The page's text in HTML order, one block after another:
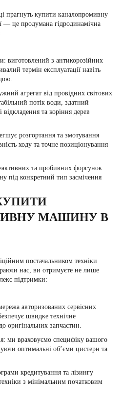
прагнуть купити каналопромивну
— це продумана гідродинамічна
виготовлений з антикорозійних
термін експлуатації навіть
агрегат від провідних світових
потік води, здатний
відкладення та коріння дерев
розгортання та змотування
ходу та точне позиціонування
та пробивних форсунок
під конкретний тип засмічення
МАШИНУ В
постачальником техніки
нас, ви отримуєте не лише
підтримки:
авторизованих сервісних
швидке технічне
оригінальних запчастин.
ми враховуємо специфіку вашого
оптимальні об’єми цистерн та
кредитування та лізингу
з мінімальним початковим